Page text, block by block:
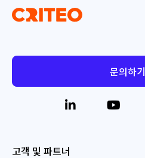
문의하기
고객 및 파트너